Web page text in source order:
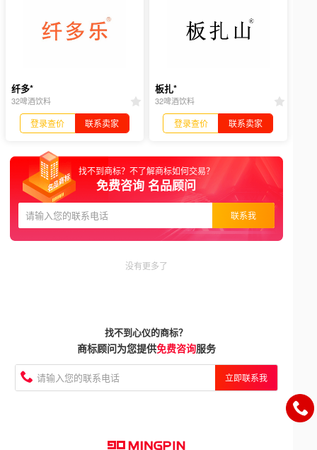
纤多*
32啤酒饮料
登录查价 联系卖家
板扎*
32啤酒饮料
登录查价 联系卖家
找不到商标？不了解商标如何交易？
免费咨询 名品顾问
联系我
没有更多了
找不到心仪的商标？
商标顾问为您提供免费咨询服务
立即联系我